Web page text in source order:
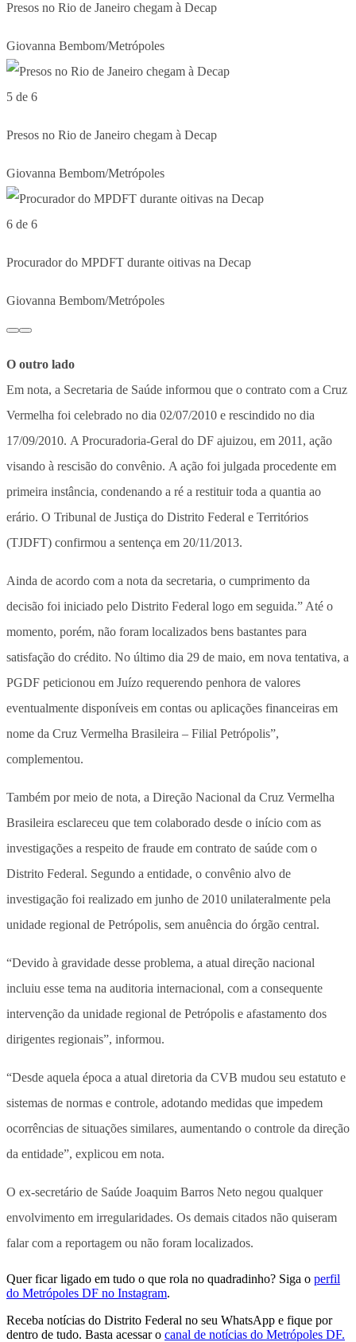
Presos no Rio de Janeiro chegam à Decap
Giovanna Bembom/Metrópoles
5 de 6
Presos no Rio de Janeiro chegam à Decap
Giovanna Bembom/Metrópoles
6 de 6
Procurador do MPDFT durante oitivas na Decap
Giovanna Bembom/Metrópoles
O outro lado
Em nota, a Secretaria de Saúde informou que o contrato com a Cruz
Vermelha foi celebrado no dia 02/07/2010 e rescindido no dia
17/09/2010. A Procuradoria-Geral do DF ajuizou, em 2011, ação
visando à rescisão do convênio. A ação foi julgada procedente em
primeira instância, condenando a ré a restituir toda a quantia ao
erário. O Tribunal de Justiça do Distrito Federal e Territórios
(TJDFT) confirmou a sentença em 20/11/2013.
Ainda de acordo com a nota da secretaria, o cumprimento da
decisão foi iniciado pelo Distrito Federal logo em seguida.” Até o
momento, porém, não foram localizados bens bastantes para
satisfação do crédito. No último dia 29 de maio, em nova tentativa, a
PGDF peticionou em Juízo requerendo penhora de valores
eventualmente disponíveis em contas ou aplicações financeiras em
nome da Cruz Vermelha Brasileira – Filial Petrópolis”,
complementou.
Também por meio de nota, a Direção Nacional da Cruz Vermelha
Brasileira esclareceu que tem colaborado desde o início com as
investigações a respeito de fraude em contrato de saúde com o
Distrito Federal. Segundo a entidade, o convênio alvo de
investigação foi realizado em junho de 2010 unilateralmente pela
unidade regional de Petrópolis, sem anuência do órgão central.
“Devido à gravidade desse problema, a atual direção nacional
incluiu esse tema na auditoria internacional, com a consequente
intervenção da unidade regional de Petrópolis e afastamento dos
dirigentes regionais”, informou.
“Desde aquela época a atual diretoria da CVB mudou seu estatuto e
sistemas de normas e controle, adotando medidas que impedem
ocorrências de situações similares, aumentando o controle da direção
da entidade”, explicou em nota.
O ex-secretário de Saúde Joaquim Barros Neto negou qualquer
envolvimento em irregularidades. Os demais citados não quiseram
falar com a reportagem ou não foram localizados.
Quer ficar ligado em tudo o que rola no quadradinho? Siga o perfil
do Metrópoles DF no Instagram.
Receba notícias do Distrito Federal no seu WhatsApp e fique por
dentro de tudo. Basta acessar o canal de notícias do Metrópoles DF.